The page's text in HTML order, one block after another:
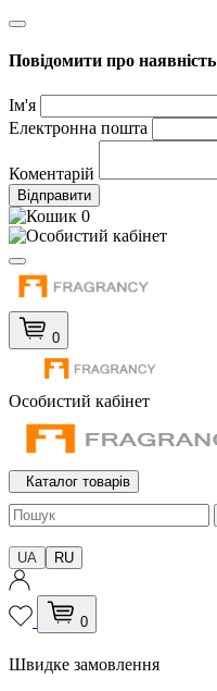
Повідомити про наявність
Ім'я
Електронна пошта
Коментарій
Відправити
0
0
Особистий кабінет
Каталог товарів
UA RU
0
Швидке замовлення